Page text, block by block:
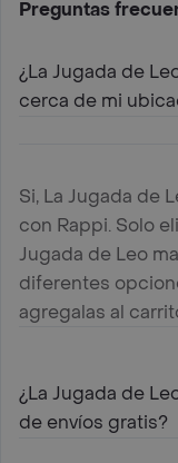
Preguntas
¿La Jugada de
cerca de mi
Si, La Jugada de
con Rappi. Solo
Jugada de Leo
diferentes
agregalas al
¿La Jugada de
de envíos gratis?